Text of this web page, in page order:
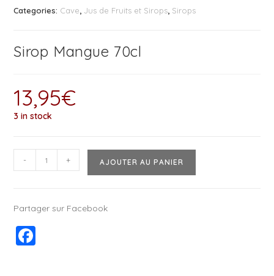
Categories: Cave Jus de Fruits et Sirops Sirops
Sirop Mangue 70cl
13,95€
3 in stock
- + AJOUTER AU PANIER
Partager sur Facebook